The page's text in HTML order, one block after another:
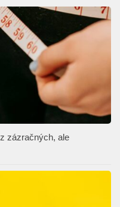
zázračných, ale